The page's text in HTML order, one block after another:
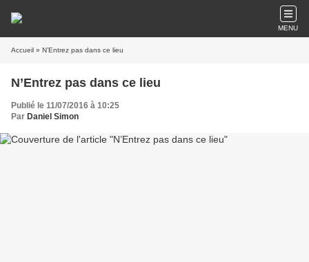
MENU
Accueil » N’Entrez pas dans ce lieu
N’Entrez pas dans ce lieu
Publié le 11/07/2016 à 10:25
Par Daniel Simon